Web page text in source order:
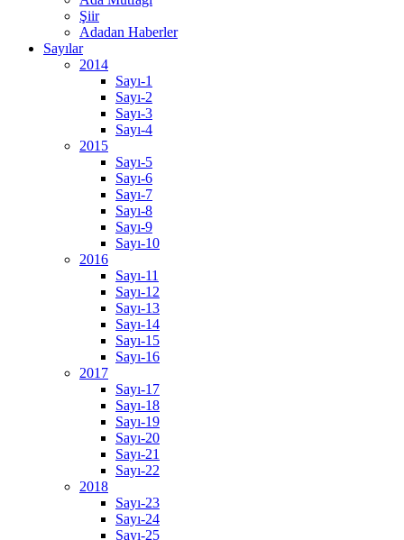
Şiir
Adadan Haberler
Sayılar
2014
Sayı-1
Sayı-2
Sayı-3
Sayı-4
2015
Sayı-5
Sayı-6
Sayı-7
Sayı-8
Sayı-9
Sayı-10
2016
Sayı-11
Sayı-12
Sayı-13
Sayı-14
Sayı-15
Sayı-16
2017
Sayı-17
Sayı-18
Sayı-19
Sayı-20
Sayı-21
Sayı-22
2018
Sayı-23
Sayı-24
Sayı-25